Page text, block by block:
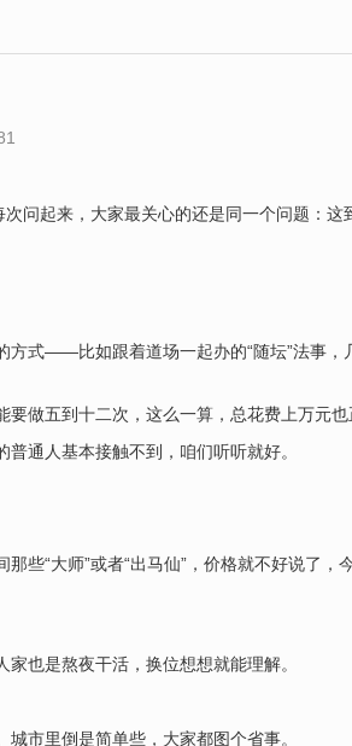
次问起来，大家最关心的还是同一个问题：这
方式——比如跟着道场一起办的“随坛”法事，
做五到十二次，这么一算，总花费上万元也
通人基本接触不到，咱们听听就好。
些“大师”或者“出马仙”，价格就不好说了，
也是熬夜干活，换位想想就能理解。
市里倒是简单些，大家都图个省事。